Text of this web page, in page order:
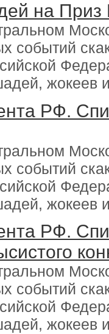
на
событий
жокеев
РФ.
событий
жокеев
РФ.
событий
жокеев